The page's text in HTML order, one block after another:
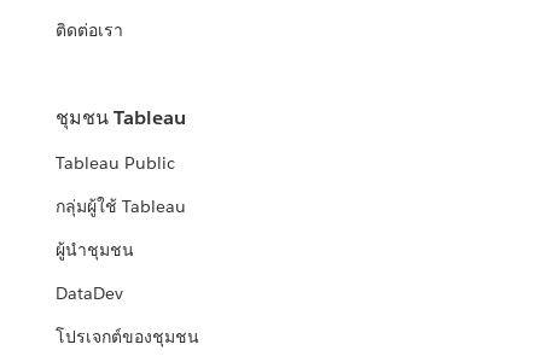
ติดต่อเรา
ชุมชน Tableau
Tableau Public
กลุ่มผู้ใช้ Tableau
ผู้นำชุมชน
DataDev
โปรเจกต์ของชุมชน